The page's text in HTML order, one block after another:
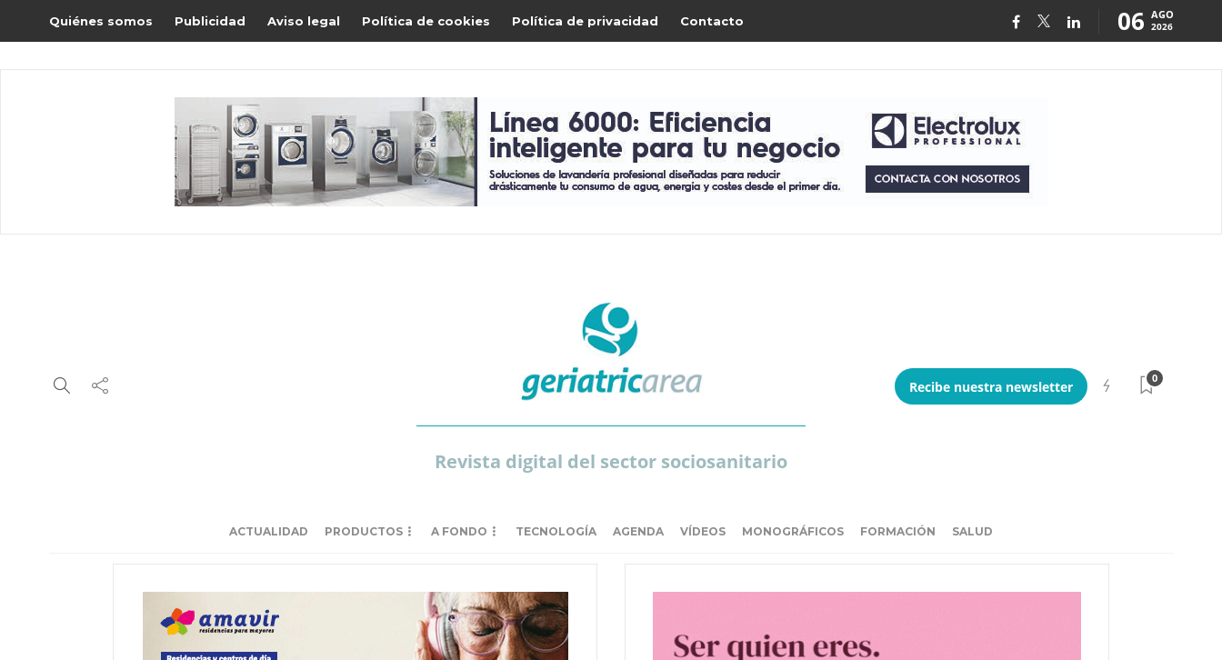
Quiénes somos Publicidad Aviso legal Política de cookies Política de privacidad Contacto 06 AGO
2026
Revista digital del sector sociosanitario
Recibe nuestra newsletter
0
ACTUALIDAD PRODUCTOS A FONDO TECNOLOGÍA AGENDA VÍDEOS MONOGRÁFICOS FORMACIÓN SALUD